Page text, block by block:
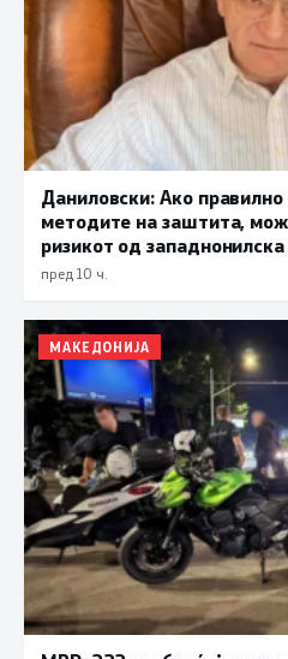
Даниловски: Ако
методите на заштита,
ризикот од
пред 10 ч.
МАКЕДОНИЈА